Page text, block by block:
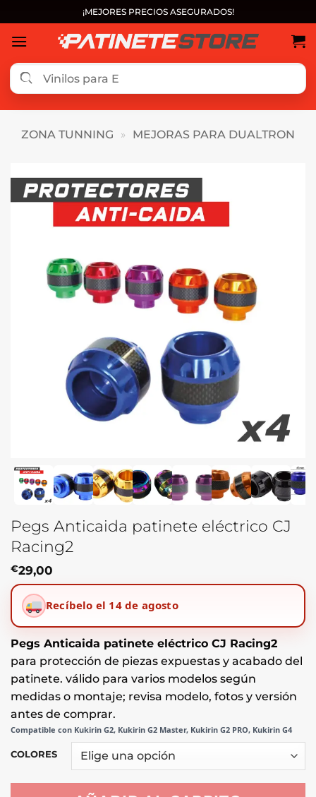
al
contenido
¡MEJORES PRECIOS ASEGURADOS!
ZONA TUNNING » MEJORAS PARA DUALTRON
Pegs Anticaida patinete eléctrico CJ
Racing2
€29,00
Recíbelo el 14 de agosto
Pegs Anticaida patinete eléctrico CJ Racing2
para protección de piezas expuestas y acabado del
patinete. válido para varios modelos según
medidas o montaje; revisa modelo, fotos y versión
antes de comprar.
Compatible con Kukirin G2, Kukirin G2 Master, Kukirin G2 PRO, Kukirin G4
COLORES